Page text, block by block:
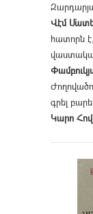
Վէմ
հատորն
գրել
Կարո